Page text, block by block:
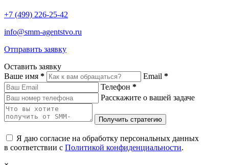
+7 (499) 226-25-42
info@smm-agentstvo.ru
Отправить заявку
Оставить заявку
Ваше имя * Email *
Телефон *
Расскажите о вашей задаче
Я даю согласие на обработку персональных данных
в соответствии с Политикой конфиденциальности.